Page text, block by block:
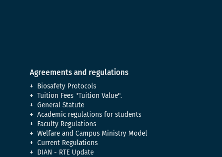
Agreements and regulations
Biosafety Protocols
Tuition Fees "Tuition Value".
General Statute
Academic regulations for students
Faculty Regulations
Welfare and Campus Ministry Model
Current Regulations
DIAN - RTE Update